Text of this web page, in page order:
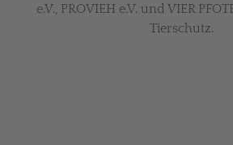
e.V., PROVIEH e.V. und VIER
Tierschutz.